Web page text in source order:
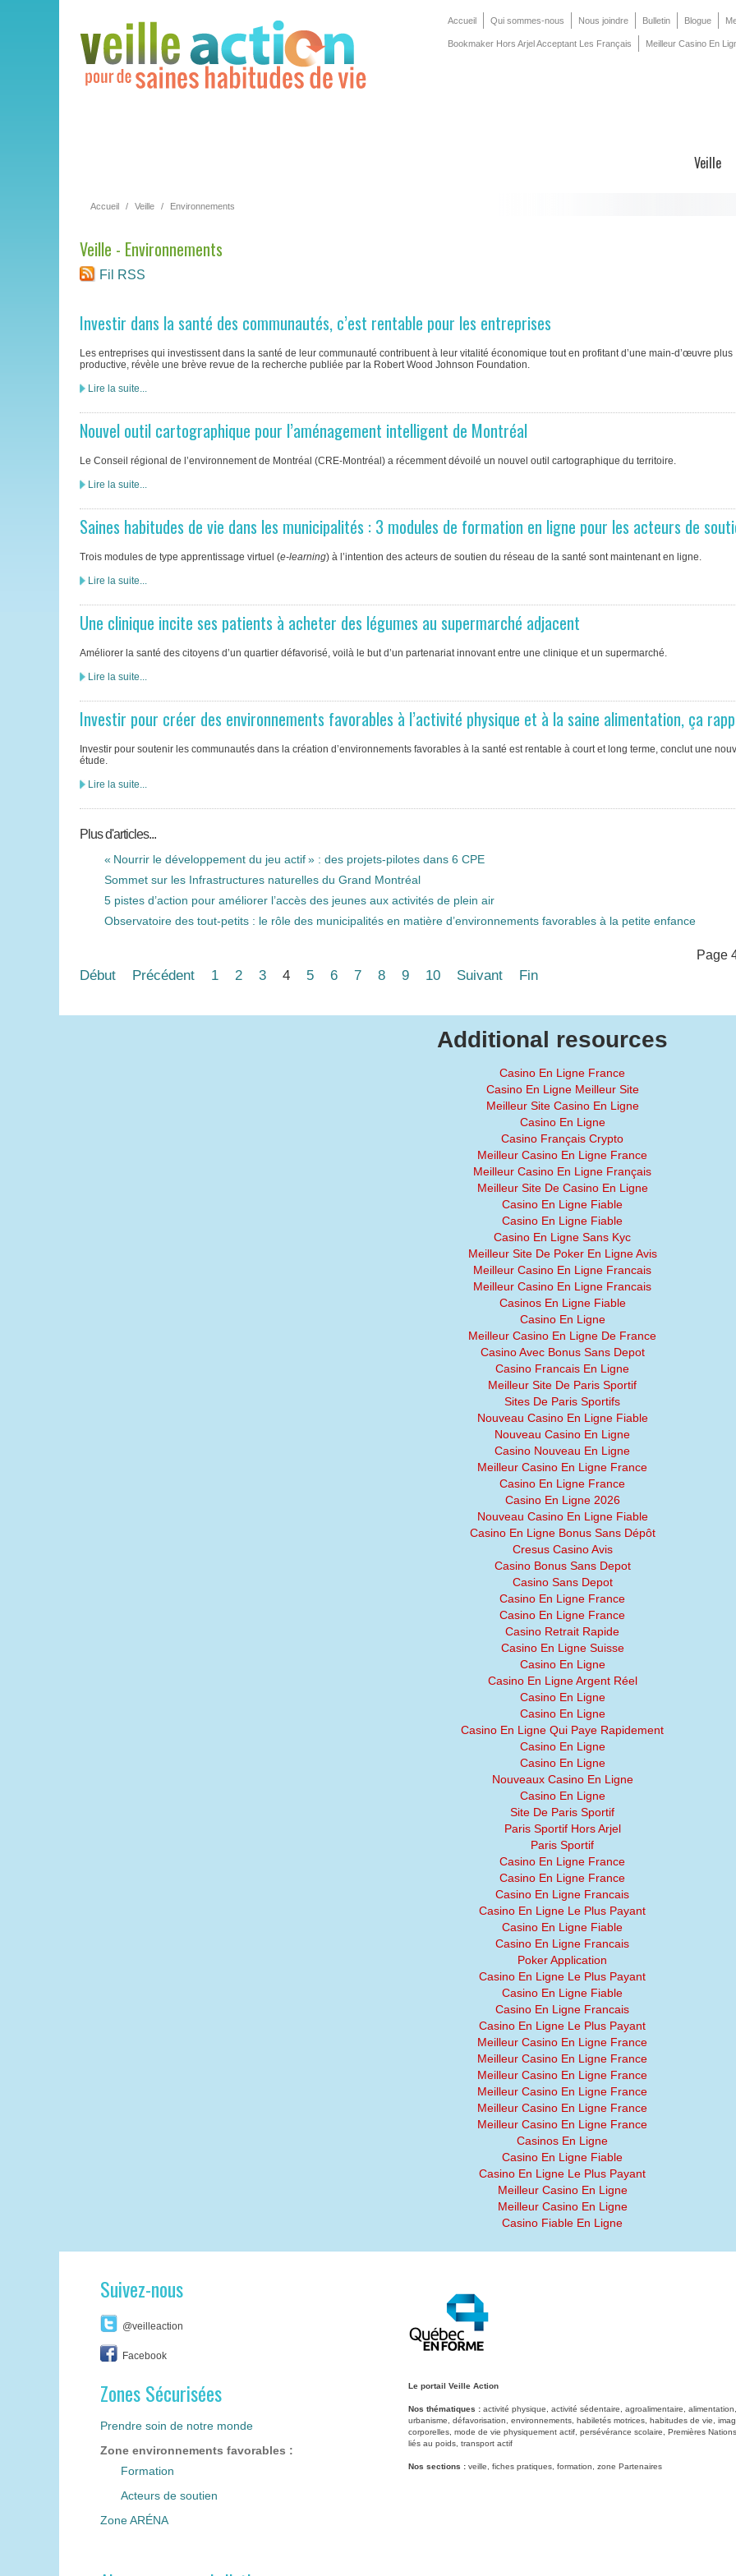
Accueil Qui sommes-nous Nous joindre Bulletin Blogue
Bookmaker Hors Arjel Acceptant Les Français Meilleur Casino En
Veille
Accueil / Veille / Environnements
Veille - Environnements
Fil RSS
Investir dans la santé des communautés, c’est rentable pour les entreprises
Les entreprises qui investissent dans la santé de leur communauté contribuent à leur vitalité économique tout en profitant d’une main-d’œuvre plus
productive, révèle une brève revue de la recherche publiée par la Robert Wood Johnson Foundation.
Lire la suite...
Nouvel outil cartographique pour l’aménagement intelligent de Montréal
Le Conseil régional de l’environnement de Montréal (CRE-Montréal) a récemment dévoilé un nouvel outil cartographique du territoire.
Lire la suite...
Saines habitudes de vie dans les municipalités : 3 modules de formation en ligne pour les acteurs de
Trois modules de type apprentissage virtuel (e-learning) à l’intention des acteurs de soutien du réseau de la santé sont maintenant en ligne.
Lire la suite...
Une clinique incite ses patients à acheter des légumes au supermarché adjacent
Améliorer la santé des citoyens d’un quartier défavorisé, voilà le but d’un partenariat innovant entre une clinique et un supermarché.
Lire la suite...
Investir pour créer des environnements favorables à l’activité physique et à la saine alimentation, ça
Investir pour soutenir les communautés dans la création d’environnements favorables à la santé est rentable à court et long terme, conclut une
étude.
Lire la suite...
Plus d'articles...
« Nourrir le développement du jeu actif » : des projets-pilotes dans 6 CPE
Sommet sur les Infrastructures naturelles du Grand Montréal
5 pistes d’action pour améliorer l’accès des jeunes aux activités de plein air
Observatoire des tout-petits : le rôle des municipalités en matière d’environnements favorables à la petite enfance
Page
Début Précédent 1 2 3 4 5 6 7 8 9 10 Suivant Fin
Additional resources
Casino En Ligne France
Casino En Ligne Meilleur Site
Meilleur Site Casino En Ligne
Casino En Ligne
Casino Français Crypto
Meilleur Casino En Ligne France
Meilleur Casino En Ligne Français
Meilleur Site De Casino En Ligne
Casino En Ligne Fiable
Casino En Ligne Fiable
Casino En Ligne Sans Kyc
Meilleur Site De Poker En Ligne Avis
Meilleur Casino En Ligne Francais
Meilleur Casino En Ligne Francais
Casinos En Ligne Fiable
Casino En Ligne
Meilleur Casino En Ligne De France
Casino Avec Bonus Sans Depot
Casino Francais En Ligne
Meilleur Site De Paris Sportif
Sites De Paris Sportifs
Nouveau Casino En Ligne Fiable
Nouveau Casino En Ligne
Casino Nouveau En Ligne
Meilleur Casino En Ligne France
Casino En Ligne France
Casino En Ligne 2026
Nouveau Casino En Ligne Fiable
Casino En Ligne Bonus Sans Dépôt
Cresus Casino Avis
Casino Bonus Sans Depot
Casino Sans Depot
Casino En Ligne France
Casino En Ligne France
Casino Retrait Rapide
Casino En Ligne Suisse
Casino En Ligne
Casino En Ligne Argent Réel
Casino En Ligne
Casino En Ligne
Casino En Ligne Qui Paye Rapidement
Casino En Ligne
Casino En Ligne
Nouveaux Casino En Ligne
Casino En Ligne
Site De Paris Sportif
Paris Sportif Hors Arjel
Paris Sportif
Casino En Ligne France
Casino En Ligne France
Casino En Ligne Francais
Casino En Ligne Le Plus Payant
Casino En Ligne Fiable
Casino En Ligne Francais
Poker Application
Casino En Ligne Le Plus Payant
Casino En Ligne Fiable
Casino En Ligne Francais
Casino En Ligne Le Plus Payant
Meilleur Casino En Ligne France
Meilleur Casino En Ligne France
Meilleur Casino En Ligne France
Meilleur Casino En Ligne France
Meilleur Casino En Ligne France
Meilleur Casino En Ligne France
Casinos En Ligne
Casino En Ligne Fiable
Casino En Ligne Le Plus Payant
Meilleur Casino En Ligne
Meilleur Casino En Ligne
Casino Fiable En Ligne
Suivez-nous
@veilleaction
Facebook
Zones Sécurisées
Prendre soin de notre monde
Zone environnements favorables :
Formation
Acteurs de soutien
Zone ARÉNA
Le portail Veille Action
Nos thématiques : activité physique, activité sédentaire, agroalimentaire,
urbanisme, défavorisation, environnements, habiletés motrices, habitudes de vie,
corporelles, mode de vie physiquement actif, persévérance scolaire, Premières
liés au poids, transport actif
Nos sections : veille, fiches pratiques, formation, zone Partenaires